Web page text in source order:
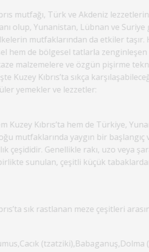
mutfağı, Türk ve Akdeniz
olup, Yunanistan, Lübnan ve Suriye
mutfaklarından da etkiler taşır.
hem de bölgesel tatlarla zenginleşen
malzemelere ve özgün pişirme
Kuzey Kıbrıs’ta sıkça
yemekler ve lezzetler:
Kuzey Kıbrıs’ta hem de Türkiye,
mutfaklarında yaygın bir başlangıç
çeşididir. Genellikle rakı, uzo veya
sunulan, çeşitli küçük
sık rastlanan meze çeşitleri
(tzatziki),Babaganuş,Dolma